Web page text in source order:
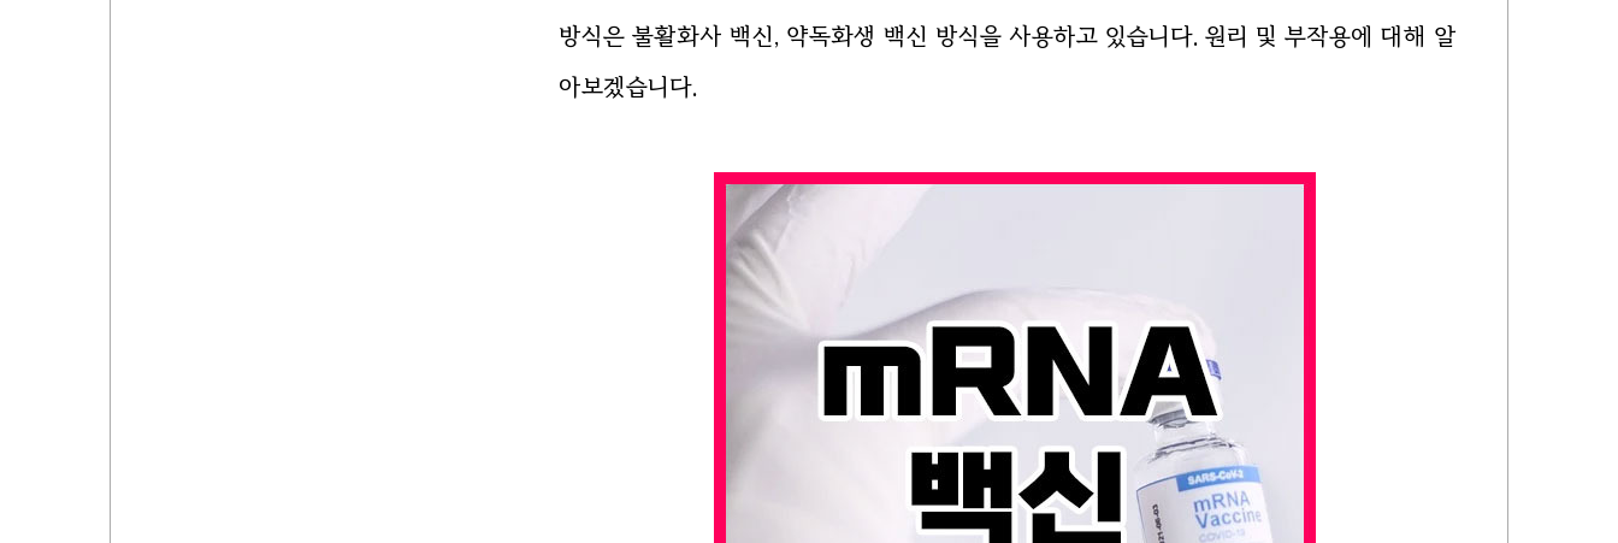
방식은 불활화사 백신, 약독화생 백신 방식을 사용하고 있습니다. 원리 및 부작용에 대해 알
아보겠습니다.